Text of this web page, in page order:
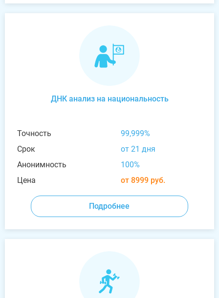
ДНК анализ на национальность
Точность
99,999%
Срок
от 21 дня
Анонимность
100%
Цена
от 8999 руб.
Подробнее